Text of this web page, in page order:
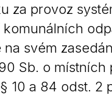
Veterináři
Pohotovost
Krizové
Stavby a
Dotace a
Odpady
za provoz
svém
Sb. o
10 a 84 odst.